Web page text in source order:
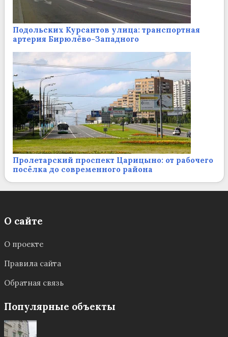
Подольских Курсантов улица: транспортная
артерия Бирюлёво-Западного
Пролетарский проспект Царицыно: от рабочего
посёлка до современного района
О сайте
О проекте
Правила сайта
Обратная связь
Популярные объекты